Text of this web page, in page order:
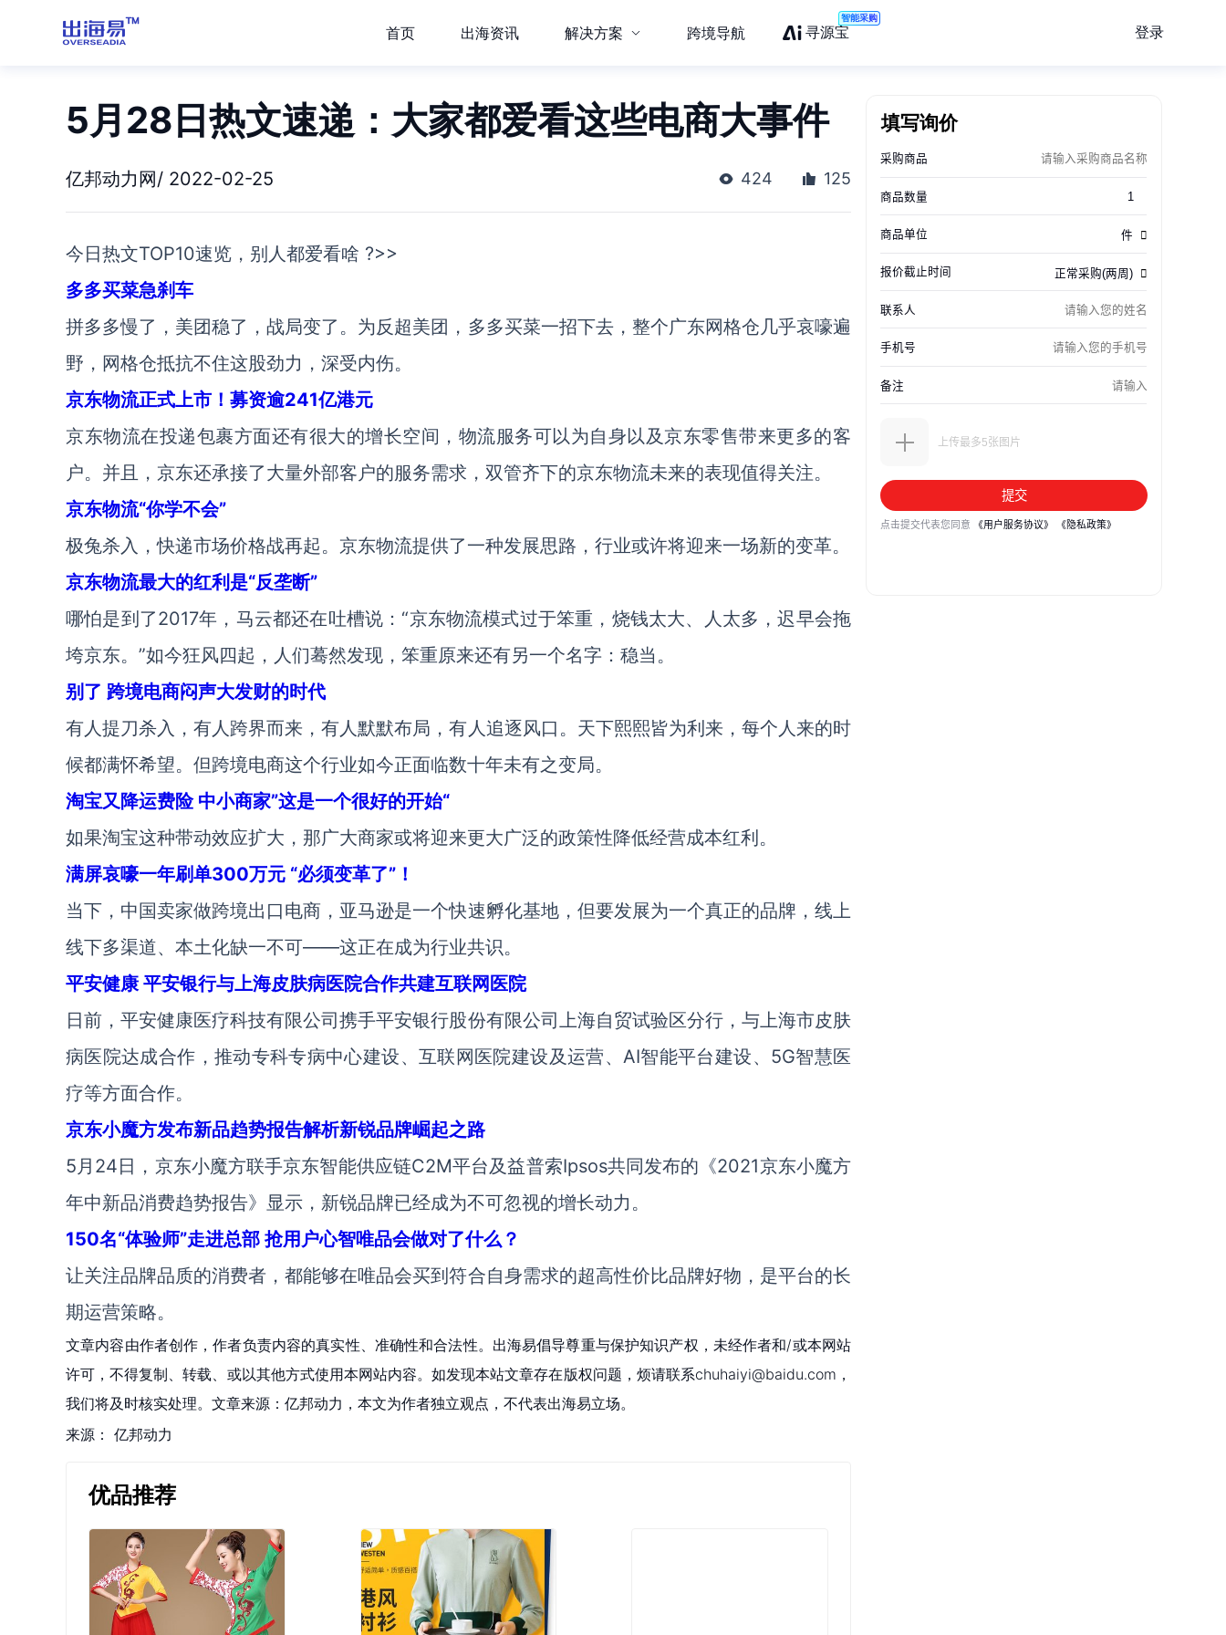
首页 出海资讯 解决方案 跨境导航 寻源宝
智能采购
登录
5月28日热文速递：大家都爱看这些电商大事件
亿邦动力网/ 2022-02-25 424 125
今日热文TOP10速览，别人都爱看啥 ?>>
多多买菜急刹车
拼多多慢了，美团稳了，战局变了。为反超美团，多多买菜一招下去，整个广东网格仓几乎哀嚎遍
野，网格仓抵抗不住这股劲力，深受内伤。
京东物流正式上市！募资逾241亿港元
京东物流在投递包裹方面还有很大的增长空间，物流服务可以为自身以及京东零售带来更多的客
户。并且，京东还承接了大量外部客户的服务需求，双管齐下的京东物流未来的表现值得关注。
京东物流“你学不会”
极兔杀入，快递市场价格战再起。京东物流提供了一种发展思路，行业或许将迎来一场新的变革。
京东物流最大的红利是“反垄断”
哪怕是到了2017年，马云都还在吐槽说：“京东物流模式过于笨重，烧钱太大、人太多，迟早会拖
垮京东。”如今狂风四起，人们蓦然发现，笨重原来还有另一个名字：稳当。
别了 跨境电商闷声大发财的时代
有人提刀杀入，有人跨界而来，有人默默布局，有人追逐风口。天下熙熙皆为利来，每个人来的时
候都满怀希望。但跨境电商这个行业如今正面临数十年未有之变局。
淘宝又降运费险 中小商家”这是一个很好的开始“
如果淘宝这种带动效应扩大，那广大商家或将迎来更大广泛的政策性降低经营成本红利。
满屏哀嚎一年刷单300万元 “必须变革了”！
当下，中国卖家做跨境出口电商，亚马逊是一个快速孵化基地，但要发展为一个真正的品牌，线上
线下多渠道、本土化缺一不可——这正在成为行业共识。
平安健康 平安银行与上海皮肤病医院合作共建互联网医院
日前，平安健康医疗科技有限公司携手平安银行股份有限公司上海自贸试验区分行，与上海市皮肤
病医院达成合作，推动专科专病中心建设、互联网医院建设及运营、AI智能平台建设、5G智慧医
疗等方面合作。
京东小魔方发布新品趋势报告解析新锐品牌崛起之路
5月24日，京东小魔方联手京东智能供应链C2M平台及益普索Ipsos共同发布的《2021京东小魔方
年中新品消费趋势报告》显示，新锐品牌已经成为不可忽视的增长动力。
150名“体验师”走进总部 抢用户心智唯品会做对了什么？
让关注品牌品质的消费者，都能够在唯品会买到符合自身需求的超高性价比品牌好物，是平台的长
期运营策略。
文章内容由作者创作，作者负责内容的真实性、准确性和合法性。出海易倡导尊重与保护知识产权，未经作者和/或本网站
许可，不得复制、转载、或以其他方式使用本网站内容。如发现本站文章存在版权问题，烦请联系chuhaiyi@baidu.com，
我们将及时核实处理。文章来源：亿邦动力，本文为作者独立观点，不代表出海易立场。
来源： 亿邦动力
优品推荐
填写询价